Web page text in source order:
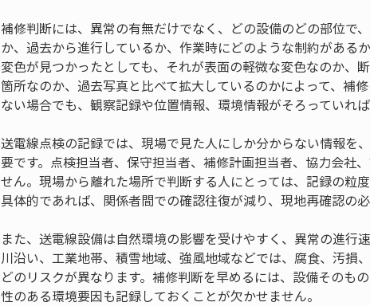
補修判断には、異常の有無だけでなく、どの設備のどの部位で
か、過去から進行しているか、作業時にどのような制約がある
変色が見つかったとしても、それが表面の軽微な変色なのか、
箇所なのか、過去写真と比べて拡大しているのかによって、補
ない場合でも、観察記録や位置情報、環境情報がそろっていれ
送電線点検の記録では、現場で見た人にしか分からない情報を
要です。点検担当者、保守担当者、補修計画担当者、協力会社
せん。現場から離れた場所で判断する人にとっては、記録の粒
具体的であれば、関係者間での確認往復が減り、現地再確認の
また、送電線設備は自然環境の影響を受けやすく、異常の進行
川沿い、工業地帯、積雪地域、強風地域などでは、腐食、汚損
どのリスクが異なります。補修判断を早めるには、設備そのも
性のある環境要因も記録しておくことが欠かせません。